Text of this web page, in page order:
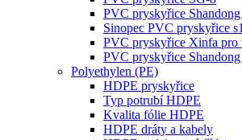
PVC pryskyřice
Sinopec PVC pryskyřice
PVC pryskyřice Xinfa pro
PVC pryskyřice
Polyethylen (PE)
HDPE pryskyřice
Typ potrubí HDPE
Kvalita fólie HDPE
HDPE dráty a kabely